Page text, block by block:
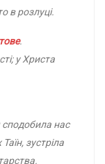
в розлуці.
.
у Христа
нас
зустріла